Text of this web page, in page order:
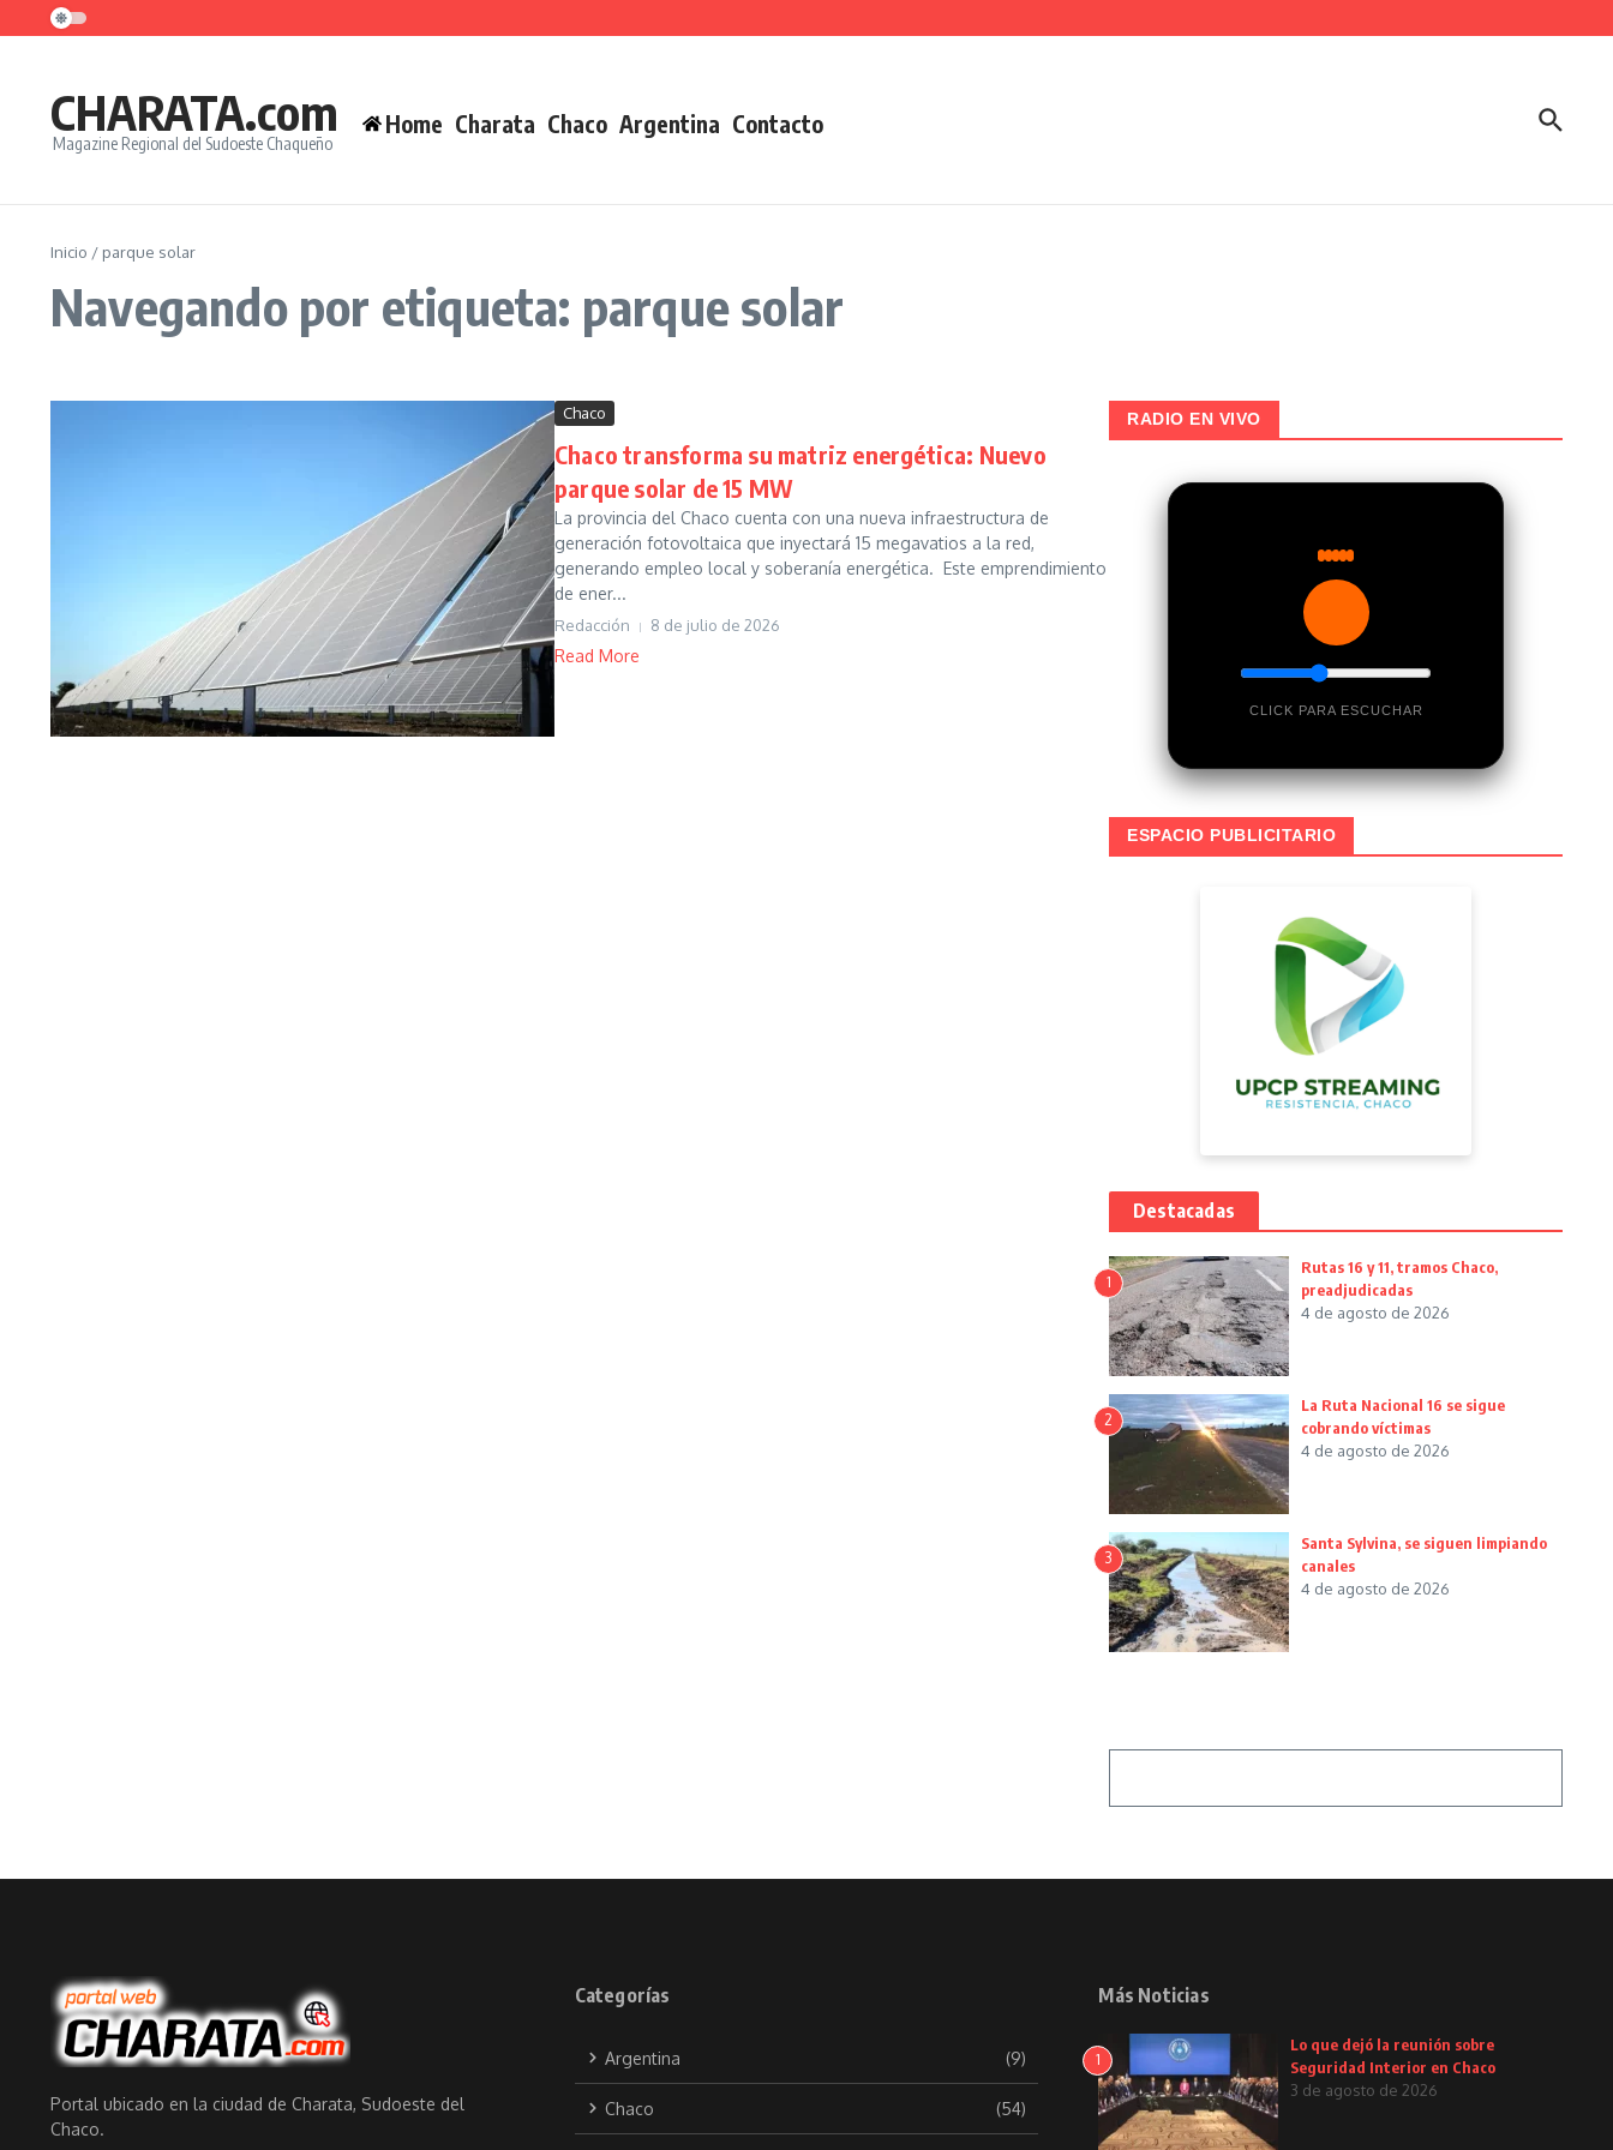
Saltar al contenido
CHARATA.com
Magazine Regional del Sudoeste Chaqueño
Home Charata Chaco Argentina Contacto
Inicio / parque solar
Navegando por etiqueta: parque solar
Chaco
Chaco transforma su matriz energética: Nuevo
parque solar de 15 MW
La provincia del Chaco cuenta con una nueva infraestructura de
generación fotovoltaica que inyectará 15 megavatios a la red,
generando empleo local y soberanía energética. Este emprendimiento
de ener...
Redacción 8 de julio de 2026
Read More
RADIO EN VIVO
CLICK PARA ESCUCHAR
ESPACIO PUBLICITARIO
Destacadas
1
Rutas 16 y 11, tramos Chaco,
preadjudicadas
4 de agosto de 2026
2
La Ruta Nacional 16 se sigue
cobrando víctimas
4 de agosto de 2026
3
Santa Sylvina, se siguen limpiando
canales
4 de agosto de 2026
Portal ubicado en la ciudad de Charata, Sudoeste del
Chaco.
Categorías
Argentina (9)
Chaco (54)
Más Noticias
1
Lo que dejó la reunión sobre
Seguridad Interior en Chaco
3 de agosto de 2026